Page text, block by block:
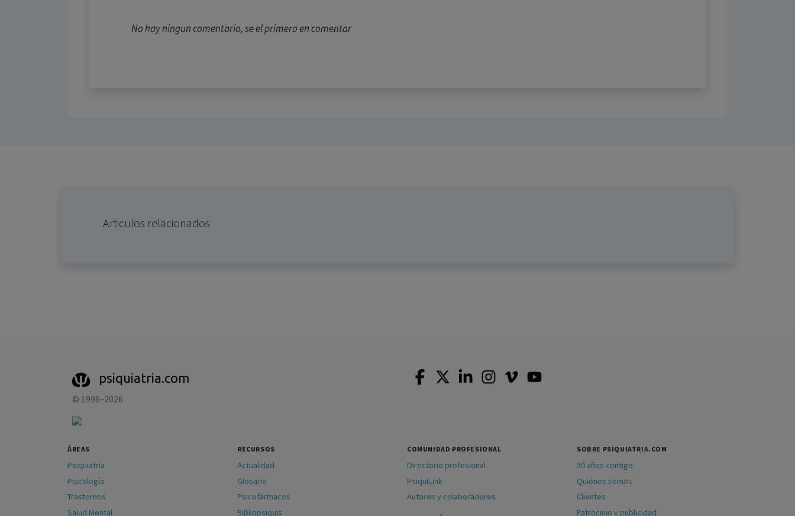
No hay ningun comentario, se el primero en comentar
Articulos relacionados
psiquiatria.com
© 1996–2026
ÁREAS
Psiquiatría
Psicología
Trastornos
Salud Mental
RECURSOS
Actualidad
Glosario
Psicofármacos
Bibliopsiquis
COMUNIDAD PROFESIONAL
Directorio profesional
PsiquiLink
Autores y colaboradores
SOBRE PSIQUIATRIA.COM
30 años contigo
Quiénes somos
Clientes
Patrocinio y publicidad